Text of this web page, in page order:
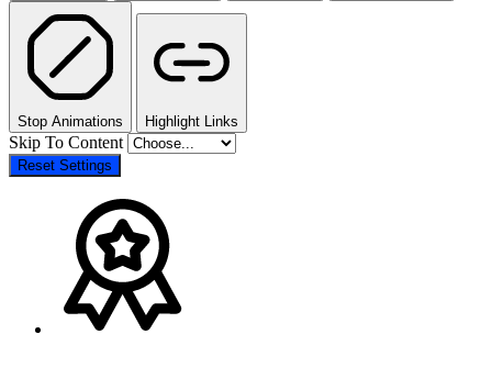
Stop Animations Highlight Links
Skip To Content
Reset Settings